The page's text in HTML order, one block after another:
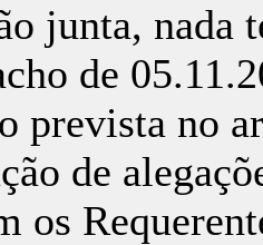
junta, nada
de
prevista no
de
os